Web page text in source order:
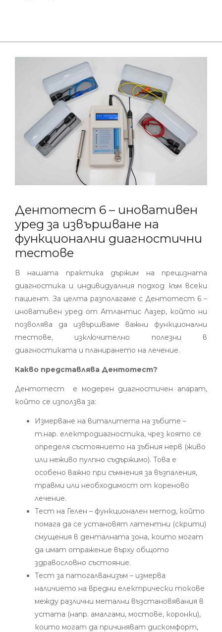
Дентотест 6 – иновативен
уред за извършване на
функционални диагностични
тестове
В нашата практика държим на прецизната
диагностика и индивидуалния подход към всеки
пациент. За целта разполагаме с Дентотест 6 –
иновативен уред от Атлантис Лазер, който ни
позволява да извършваме важни функционални
тестове, изключително полезни в
диагностиката и планирането на лечение.
Какво представлява Дентотест?
Дентотест е модерен диагностичен апарат,
който се използва за:
Измерване на виталитета на зъбите –
т.нар. електродиагностика, чрез която се
определя състоянието на зъбния нерв (живо
или неживо пулпно съдържимо). Това е
особено важно при съмнения за възпаления,
травми или необходимост от кореново
лечение.
Тест на Гелен – функционален метод, който
помага да се установят латентни (скрити)
смущения в денталната зона, които могат
да имат отражение върху общото
здравословно състояние.
Тест за патогалванизъм – измерва
наличието на вредни електрически токове
между различни метални възстановявания в
устата (напр. амалгами, мостове, коронки),
които могат да причиняват дискомфорт,